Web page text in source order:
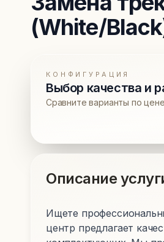
(White/
КОНФИГУРАЦИЯ
Выбор качества и
Сравните варианты по
Описание
Ищете
центр предлагает